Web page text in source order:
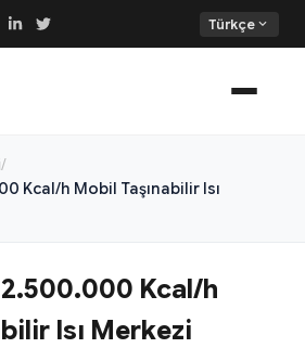
Türkçe expand_more
Kcal/h Mobil Taşınabilir Isı
2.500.000 Kcal/h
Isı Merkezi